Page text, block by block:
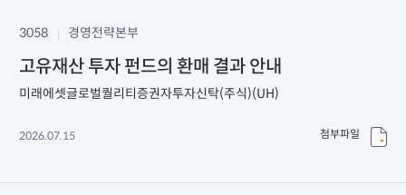
3058 경영전략본부
고유재산 투자 펀드의 환매 결과 안내
미래에셋글로벌퀄리티증권자투자신탁(주식)(UH)
2026.07.15 첨부파일